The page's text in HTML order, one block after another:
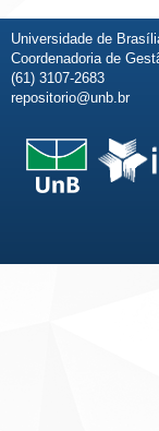
Universidade de
Coordenadoria de
(61) 3107-2683
repositorio@unb.br